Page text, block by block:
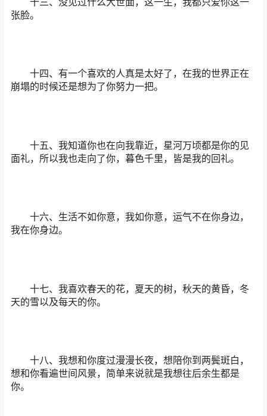
张脸。
十四、有一个喜欢的人真是太好了，在我的世界正在
崩塌的时候还是想为了你努力一把。
十五、我知道你也在向我靠近，星河万顷都是你的见
面礼，所以我也走向了你，暮色千里，皆是我的回礼。
十六、生活不如你意，我如你意，运气不在你身边，
我在你身边。
十七、我喜欢春天的花，夏天的树，秋天的黄昏，冬
天的雪以及每天的你。
十八、我想和你度过漫漫长夜，想陪你到两鬓斑白，
想和你看遍世间风景，简单来说就是我想往后余生都是
你。